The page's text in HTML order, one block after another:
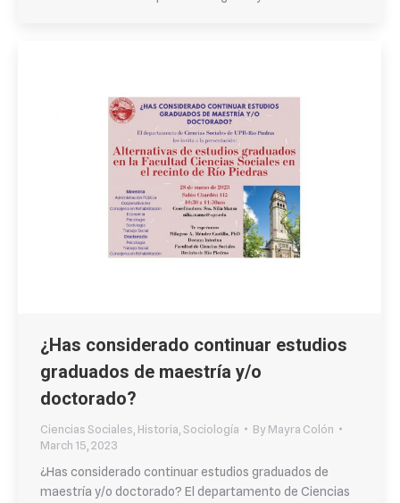
¿Has considerado continuar estudios
graduados de maestría y/o
doctorado?
Ciencias Sociales Historia Sociología ByMayra Colón
March 15, 2023
¿Has considerado continuar estudios graduados de
maestría y/o doctorado? El departamento de Ciencias